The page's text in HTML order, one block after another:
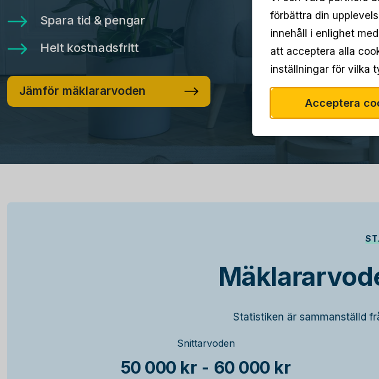
Spara tid & pengar
Helt kostnadsfritt
Jämför mäklararvoden
Statistiken är sammanställd
Snittarvoden
50 000 kr - 60 000 kr
förbättra din
innehåll i enlighet
att acceptera alla
inställningar för vilka
Acceptera